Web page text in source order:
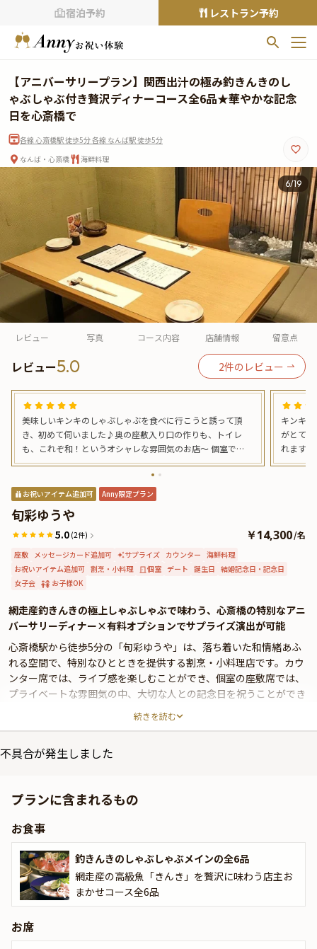
宿泊予約 レストラン予約
お気に入りプラン
お気に入りの登録がありません
お気に入りに追加できます。
閲覧履歴はありません
過去に見たお店が最大10件まで表示されます。
10件を超えると、古いものから順に削除されます。
TOP
Annyお祝い体験について
Annyお祝いアイテムについて
【アニバーサリープラン】関西出汁の極み釣きんきのし
ゃぶしゃぶ付き贅沢ディナーコース全6品★華やかな記念
日を心斎橋で
各線 心斎橋駅 徒歩5分 各線 なんば駅 徒歩5分
なんば・心斎橋
海鮮料理
6/19
レビュー 写真 コース内容 店舗情報 留意点
レビュー5.0 2件のレビュー
美味しいキンキのしゃぶしゃぶを食べに行こうと誘って頂
き、初めて伺いました♪奥の座敷入り口の作りも、トイレ
も、これぞ和！というオシャレな雰囲気のお店～ 個室でゆ
っくりお鍋って、この季節に最高☆キンキのしゃぶしゃぶ
はもちろん、シメの雑炊が絶品でした！！ お酒の種類も豊
富で、甕雫をこういったお店で飲んだのは初めてです(˶'ᵕ'˶ )
キンキ
がとて
れます
も抜群！ なので自然とシメの雑炊も抜群の味でした。 とて
す。
お祝いアイテム追加可 Anny限定プラン
旬彩ゆうや
5.0 (2件) ￥14,300/名
座敷 メッセージカード追加可 サプライズ カウンター 海鮮料理
お祝いアイテム追加可 割烹・小料理 個室 デート 誕生日 結婚記念日・記念日
女子会
お子様OK
網走産釣きんきの極上しゃぶしゃぶで味わう、心斎橋の特別なアニ
バーサリーディナー×有料オプションでサプライズ演出が可能
心斎橋駅から徒歩5分の「旬彩ゆうや」は、落ち着いた和情緒あふ
れる空間で、特別なひとときを提供する割烹・小料理店です。カウ
ンター席では、ライブ感を楽しむことができ、個室の座敷席では、
プライベートな雰囲気の中、大切な人との記念日を祝うことができ
ます。このアニバーサリープランでは、北海道・網走産の釣きんき
を使用した特製しゃぶしゃぶがメインディッシュ。その繊細な旨み
上品で深い味わいを引き出します。
店主おすすめの一品料理が2種提供され、その日一番新鮮で美味し
と、「旬彩ゆうや」では、お客様との距離感を大切にし、カウンタ
ー越しに見える四季折々の料理が、視覚でも楽しめる体験をお届け
いたします。お料理に合わせて、日本全国から厳選された地酒や焼
酎、さらにはワインも豊富に取り揃えており、お祝いの席にふさわ
しい特別なペアリングが可能です。
大切な人との特別なアニバーサリーを、「旬彩ゆうや」の心づくし
のおもてなしと、繊細で豪華な料理で彩ってみませんか？
続きを読む
不具合が発生しました
プランに含まれるもの
お食事
釣きんきのしゃぶしゃぶメインの全6品
網走産の高級魚「きんき」を贅沢に味わう店主お
まかせコース全6品
お席